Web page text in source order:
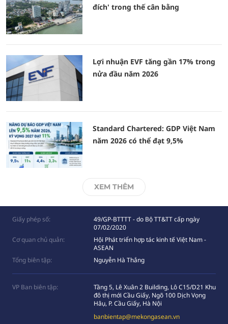
đích' trong thế cân bằng
Lợi nhuận EVF tăng gần 17% trong
nửa đầu năm 2026
Standard Chartered: GDP Việt Nam
năm 2026 có thể đạt 9,5%
XEM THÊM
Giấy phép số:
49/GP-BTTTT - do Bộ TT&TT cấp ngày
07/02/2020
Cơ quan chủ quản:
Hội Phát triển hợp tác kinh tế Việt Nam -
ASEAN
Tổng biên tập:
Nguyễn Hà Thắng
VP Ban biên tập:
Tầng 5, Lê Xuân 2 Building, Lô C15/D21 Khu
đô thị mới Cầu Giấy, Ngõ 100 Dịch Vọng
Hâụ, P. Cầu Giấy, Hà Nội
banbientap@mekongasean.vn